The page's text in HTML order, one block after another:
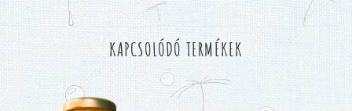
KAPCSOLÓDÓ TERMÉKEK